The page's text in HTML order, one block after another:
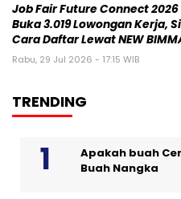
Job Fair Future Connect
Buka 3.019 Lowongan Kerja,
Cara Daftar Lewat NEW
Rabu, 29 Jul 2026 - 17:15 WIB
TRENDING
Apakah buah
Buah Nangka